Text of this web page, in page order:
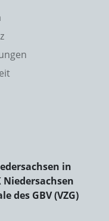
in
des GBV (VZG)